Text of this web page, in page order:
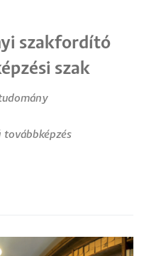
szakfordító
szak
továbbképzés